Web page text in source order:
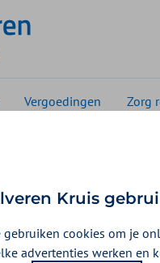
Vergoedingen Zorg
Gezonder
Kruis
gebruiken cookies om je
advertenties werken en